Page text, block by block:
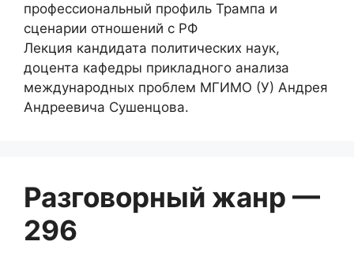
профессиональный профиль Трампа и
сценарии отношений с РФ
Лекция кандидата политических наук,
доцента кафедры прикладного анализа
международных проблем МГИМО (У) Андрея
Андреевича Сушенцова.
Разговорный жанр —
296